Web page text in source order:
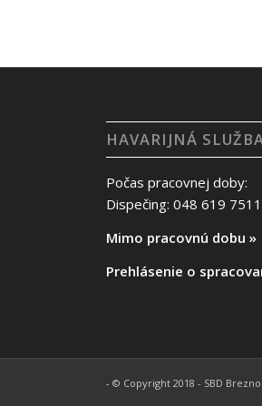
HAVARIJNÁ
Počas pracovnej doby:
Dispečing: 048 619 7511
Mimo pracovnú dobu »
Prehlásenie o
- © Copyright 2018 - SBD